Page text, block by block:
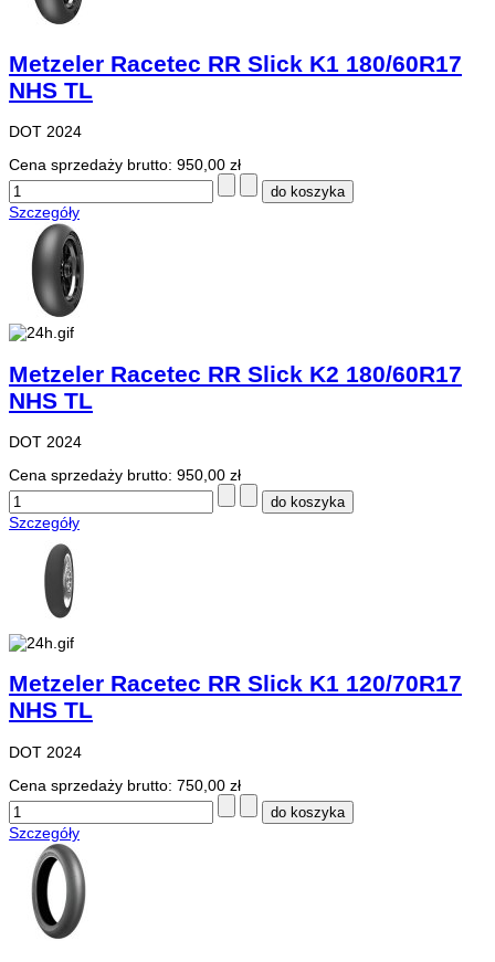
Metzeler Racetec RR Slick K1 180/60R17
NHS TL
DOT 2024
Cena sprzedaży brutto: 950,00 zł
Szczegóły
Metzeler Racetec RR Slick K2 180/60R17
NHS TL
DOT 2024
Cena sprzedaży brutto: 950,00 zł
Szczegóły
Metzeler Racetec RR Slick K1 120/70R17
NHS TL
DOT 2024
Cena sprzedaży brutto: 750,00 zł
Szczegóły